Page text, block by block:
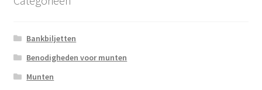
Bankbiljetten
Benodigheden voor munten
Munten